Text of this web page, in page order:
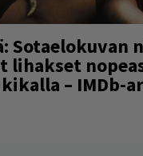
Sotaelokuvan
lihakset
– IMDb-